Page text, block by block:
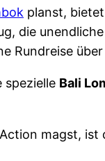
planst,
die
Rundreise
spezielle Bali
magst, ist